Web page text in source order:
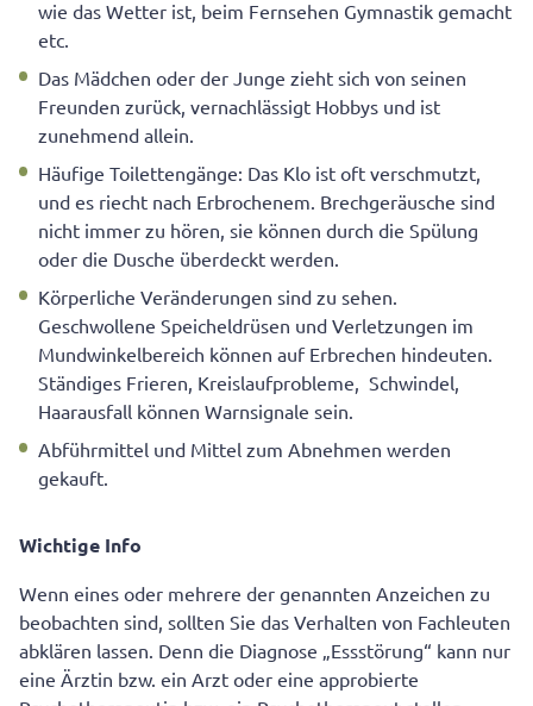
wie das Wetter ist, beim Fernsehen Gymnastik gemacht
etc.
Das Mädchen oder der Junge zieht sich von seinen
Freunden zurück, vernachlässigt Hobbys und ist
zunehmend allein.
Häufige Toilettengänge: Das Klo ist oft verschmutzt,
und es riecht nach Erbrochenem. Brechgeräusche sind
nicht immer zu hören, sie können durch die Spülung
oder die Dusche überdeckt werden.
Körperliche Veränderungen sind zu sehen.
Geschwollene Speicheldrüsen und Verletzungen im
Mundwinkelbereich können auf Erbrechen hindeuten.
Ständiges Frieren, Kreislaufprobleme, Schwindel,
Haarausfall können Warnsignale sein.
Abführmittel und Mittel zum Abnehmen werden
gekauft.
Wichtige Info
Wenn eines oder mehrere der genannten Anzeichen zu
beobachten sind, sollten Sie das Verhalten von Fachleuten
abklären lassen. Denn die Diagnose „Essstörung“ kann nur
eine Ärztin bzw. ein Arzt oder eine approbierte